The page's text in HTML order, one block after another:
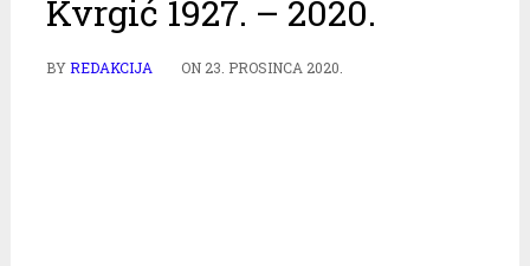
Kvrgić 1927. – 2020.
BYREDAKCIJA ON 23. PROSINCA 2020.